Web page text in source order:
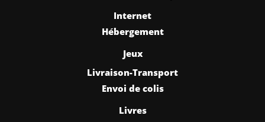
Internet
Hébergement
Jeux
Livraison-Transport
Envoi de colis
Livres